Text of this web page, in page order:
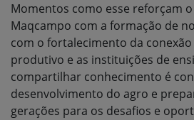
Momentos como esse reforçam
Maqcampo com a formação de
com o fortalecimento da
produtivo e as instituições de
compartilhar conhecimento é
desenvolvimento do agro e
gerações para os desafios e